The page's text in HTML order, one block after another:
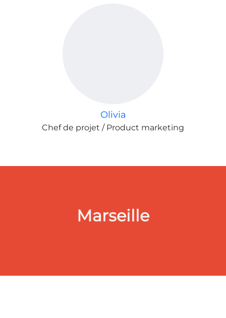
Olivia
Chef de projet / Product marketing
Marseille